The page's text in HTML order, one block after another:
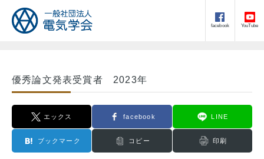
facebook YouTube
優秀論文発表受賞者 2023年
エックス facebook LINE
ブックマーク コピー 印刷